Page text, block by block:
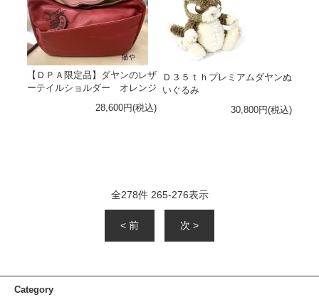
【ＤＰＡ限定品】ダヤンのレザ
ーテイルショルダー オレンジ
28,600円(税込)
Ｄ３５ｔｈプレミアムダヤンぬ
いぐるみ
30,800円(税込)
全278件 265-276表示
< 前 次 >
Category